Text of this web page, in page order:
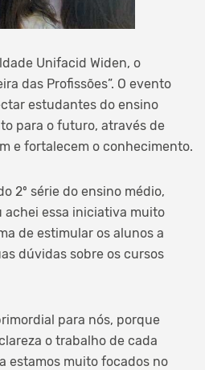
Unifacid Widen, o
das Profissões”. O evento
estudantes do ensino
para o futuro, através de
e fortalecem o conhecimento.
2º série do ensino médio,
achei essa iniciativa muito
de estimular os alunos a
dúvidas sobre os cursos
para nós, porque
o trabalho de cada
estamos muito focados no